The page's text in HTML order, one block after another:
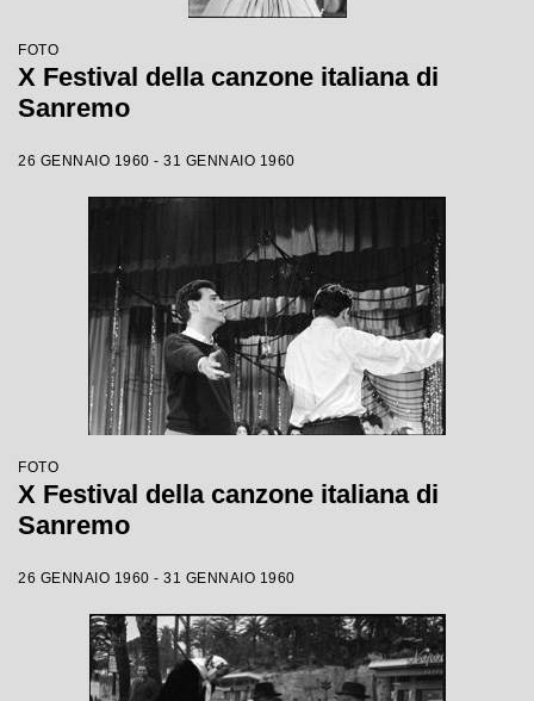
FOTO
X Festival della canzone italiana di
Sanremo
26 GENNAIO 1960 - 31 GENNAIO 1960
FOTO
X Festival della canzone italiana di
Sanremo
26 GENNAIO 1960 - 31 GENNAIO 1960